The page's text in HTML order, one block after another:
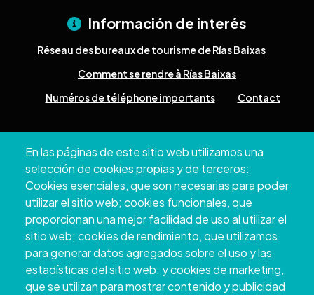
En las páginas de este sitio web utilizamos una
selección de cookies propias y de terceros:
Cookies esenciales, que son necesarias para poder
utilizar el sitio web; cookies funcionales, que
proporcionan una mejor facilidad de uso al utilizar el
sitio web; cookies de rendimiento, que utilizamos
para generar datos agregados sobre el uso y las
estadísticas del sitio web; y cookies de marketing,
que se utilizan para mostrar contenido y publicidad
Información de interés
Réseau des bureaux de tourisme de Rías Baixas
Comment se rendre à Rías Baixas
Numéros de téléphone importants
Contact
Pontevedra
+34 986 804 100 | +34 986 804 124